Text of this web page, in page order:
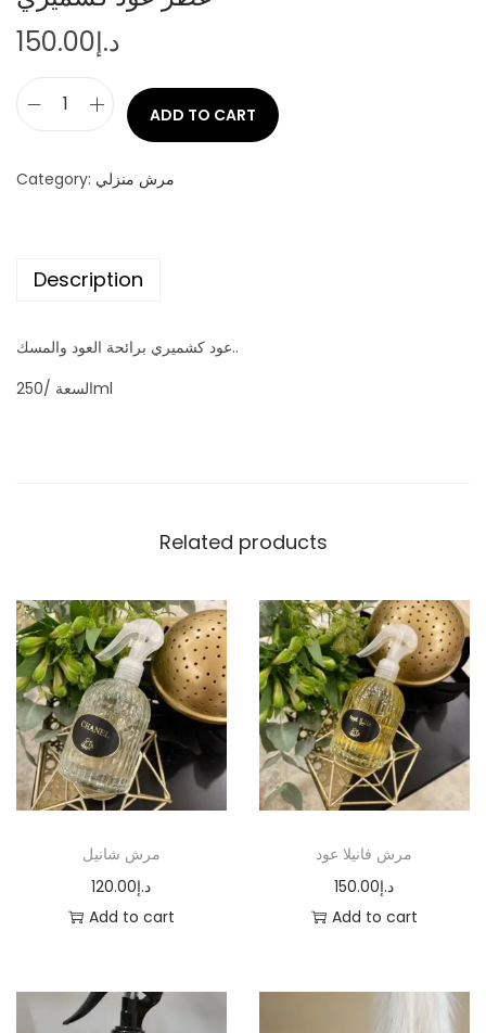
د.إ150.00
ر
م
ي
t
i
t
y
ADD TO CART
Category: مرش منزلي
Description
عود كشميري برائحة العود والمسك..
السعة /250ml
Related products
مرش شانيل
د.إ120.00
Add to cart
مرش فانيلا عود
د.إ150.00
Add to cart